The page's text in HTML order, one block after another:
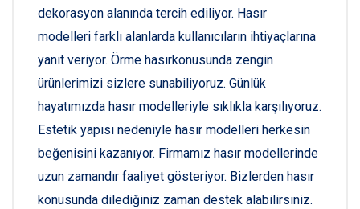
dekorasyon alanında tercih ediliyor. Hasır
modelleri farklı alanlarda kullanıcıların ihtiyaçlarına
yanıt veriyor. Örme hasırkonusunda zengin
ürünlerimizi sizlere sunabiliyoruz. Günlük
hayatımızda hasır modelleriyle sıklıkla karşılıyoruz.
Estetik yapısı nedeniyle hasır modelleri herkesin
beğenisini kazanıyor. Firmamız hasır modellerinde
uzun zamandır faaliyet gösteriyor. Bizlerden hasır
konusunda dilediğiniz zaman destek alabilirsiniz.